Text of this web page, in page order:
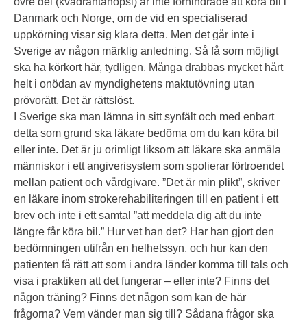
Danmark och Norge, om de vid en specialiserad
uppkörning visar sig klara detta. Men det går inte i
Sverige av någon märklig anledning. Så få som möjligt
ska ha körkort här, tydligen. Många drabbas mycket hårt
helt i onödan av myndighetens maktutövning utan
prövorätt. Det är rättslöst.
I Sverige ska man lämna in sitt synfält och med enbart
detta som grund ska läkare bedöma om du kan köra bil
eller inte. Det är ju orimligt liksom att läkare ska anmäla
människor i ett angiverisystem som spolierar förtroendet
mellan patient och vårdgivare. ”Det är min plikt”, skriver
en läkare inom strokerehabiliteringen till en patient i ett
brev och inte i ett samtal ”att meddela dig att du inte
längre får köra bil.” Hur vet han det? Har han gjort den
bedömningen utifrån en helhetssyn, och hur kan den
patienten få rätt att som i andra länder komma till tals och
visa i praktiken att det fungerar – eller inte? Finns det
någon träning? Finns det någon som kan de här
frågorna? Vem vänder man sig till? Sådana frågor ska